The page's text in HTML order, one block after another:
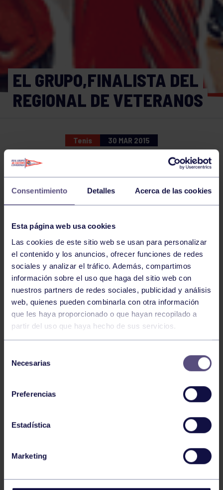
Consentimiento Detalles Acerca de las cookies
Esta página web usa cookies
Las cookies de este sitio web se usan para personalizar
el contenido y los anuncios, ofrecer funciones de redes
sociales y analizar el tráfico. Además, compartimos
información sobre el uso que haga del sitio web con
nuestros partners de redes sociales, publicidad y análisis
web, quienes pueden combinarla con otra información
que les haya proporcionado o que hayan recopilado a
partir del uso que haya hecho de sus servicios.
Necesarias
Preferencias
Estadística
Marketing
EL GRUPO,FINALISTA DEL
REGIONAL DE VETERANOS
Tenis 30 MAR 2015
NOTICIAS RELACIONADAS
Tenis 10 Ago 2026
SUBCAMPEONES DE ESPAÑA INFANTIL
Tenis
VII TORNEO ABANCA